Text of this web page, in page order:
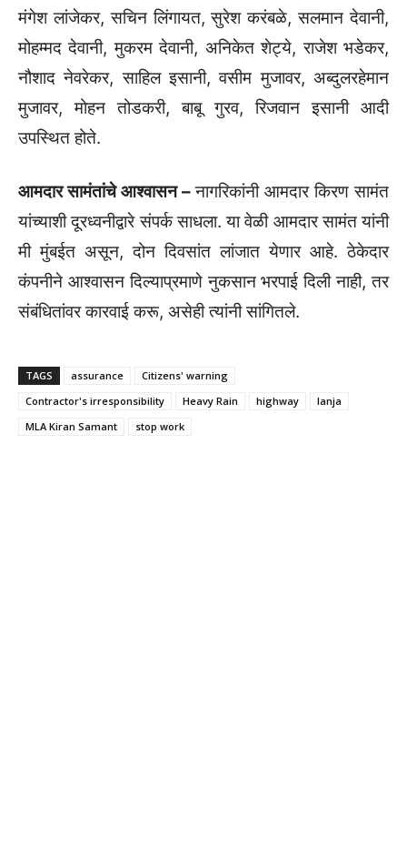
मंगेश लांजेकर, सचिन लिंगायत, सुरेश करंबळे, सलमान देवानी,
मोहम्मद देवानी, मुकरम देवानी, अनिकेत शेट्ये, राजेश भडेकर,
नौशाद नेवरेकर, साहिल इसानी, वसीम मुजावर, अब्दुलरहेमान
मुजावर, मोहन तोडकरी, बाबू गुरव, रिजवान इसानी आदी
उपस्थित होते.
आमदार सामंतांचे आश्वासन –नागरिकांनी आमदार किरण सामंत
यांच्याशी दूरध्वनीद्वारे संपर्क साधला. या वेळी आमदार सामंत यांनी
मी मुंबईत असून, दोन दिवसांत लांजात येणार आहे. ठेकेदार
कंपनीने आश्वासन दिल्याप्रमाणे नुकसान भरपाई दिली नाही, तर
संबंधितांवर कारवाई करू, असेही त्यांनी सांगितले.
TAGS assurance
Citizens' warning
Contractor's irresponsibility
Heavy Rain highway
lanja
MLA Kiran Samant
stop work